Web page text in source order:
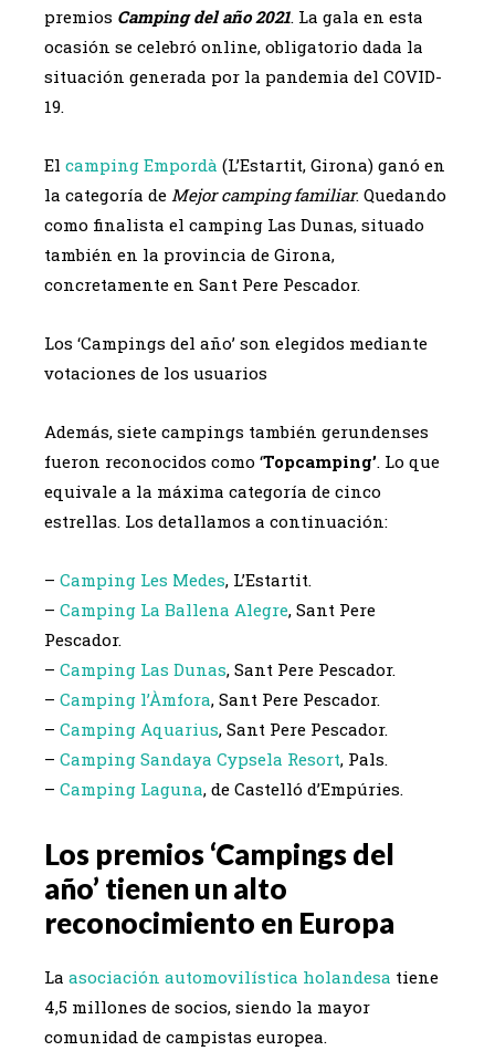
premios Camping del año 2021. La gala en esta
ocasión se celebró online, obligatorio dada la
situación generada por la pandemia del COVID-
19.
El camping Empordà (L’Estartit, Girona) ganó en
la categoría de Mejor camping familiar. Quedando
como finalista el camping Las Dunas, situado
también en la provincia de Girona,
concretamente en Sant Pere Pescador.
Los ‘Campings del año’ son elegidos mediante
votaciones de los usuarios
Además, siete campings también gerundenses
fueron reconocidos como ‘Topcamping’. Lo que
equivale a la máxima categoría de cinco
estrellas. Los detallamos a continuación:
– Camping Les Medes, L’Estartit.
– Camping La Ballena Alegre, Sant Pere
Pescador.
– Camping Las Dunas, Sant Pere Pescador.
– Camping l’Àmfora, Sant Pere Pescador.
– Camping Aquarius, Sant Pere Pescador.
– Camping Sandaya Cypsela Resort, Pals.
– Camping Laguna, de Castelló d’Empúries.
Los premios ‘Campings del
año’ tienen un alto
reconocimiento en Europa
La asociación automovilística holandesa tiene
4,5 millones de socios, siendo la mayor
comunidad de campistas europea.